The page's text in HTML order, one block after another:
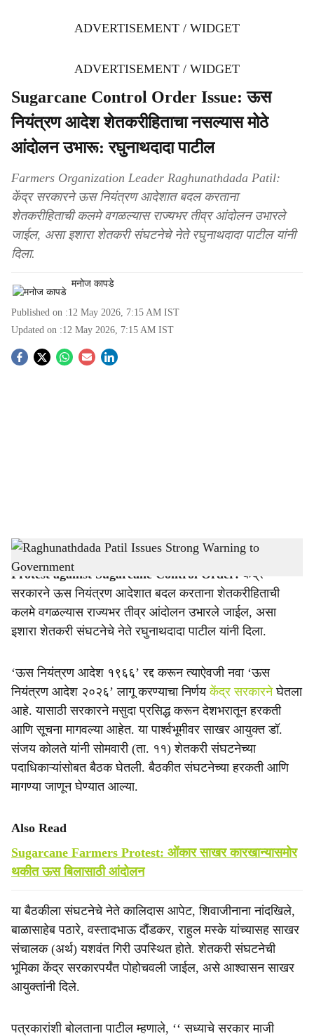
ADVERTISEMENT / WIDGET
ADVERTISEMENT / WIDGET
Sugarcane Control Order Issue: ऊस
नियंत्रण आदेश शेतकरीहिताचा नसल्यास मोठे
आंदोलन उभारू: रघुनाथदादा पाटील
Farmers Organization Leader Raghunathdada Patil:
केंद्र सरकारने ऊस नियंत्रण आदेशात बदल करताना
शेतकरीहिताची कलमे वगळल्यास राज्यभर तीव्र आंदोलन उभारले
जाईल, असा इशारा शेतकरी संघटनेचे नेते रघुनाथदादा पाटील यांनी
दिला.
मनोज कापडे
Published on :12 May 2026, 7:15 AM IST
Updated on :12 May 2026, 7:15 AM IST
S
h
a
r
e
Raghunathdada Patil Issues Strong Warning to Government-Agrowon
Protest against Sugarcane Control Order: केंद्र
सरकारने ऊस नियंत्रण आदेशात बदल करताना शेतकरीहिताची
कलमे वगळल्यास राज्यभर तीव्र आंदोलन उभारले जाईल, असा
इशारा शेतकरी संघटनेचे नेते रघुनाथदादा पाटील यांनी दिला.
‘ऊस नियंत्रण आदेश १९६६’ रद्द करून त्याऐवजी नवा ‘ऊस
नियंत्रण आदेश २०२६’ लागू करण्याचा निर्णयकेंद्र सरकारनेघेतला
आहे. यासाठी सरकारने मसुदा प्रसिद्ध करून देशभरातून हरकती
आणि सूचना मागवल्या आहेत. या पार्श्वभूमीवर साखर आयुक्त डॉ.
संजय कोलते यांनी सोमवारी (ता. ११) शेतकरी संघटनेच्या
पदाधिकाऱ्यांसोबत बैठक घेतली. बैठकीत संघटनेच्या हरकती आणि
मागण्या जाणून घेण्यात आल्या.
Also Read
Sugarcane Farmers Protest: ओंकार साखर कारखान्यासमोर
थकीत ऊस बिलासाठी आंदोलन
या बैठकीला संघटनेचे नेते कालिदास आपेट, शिवाजीनाना नांदखिले,
बाळासाहेब पठारे, वस्तादभाऊ दौंडकर, राहुल मस्के यांच्यासह साखर
संचालक (अर्थ) यशवंत गिरी उपस्थित होते. शेतकरी संघटनेची
भूमिका केंद्र सरकारपर्यंत पोहोचवली जाईल, असे आश्वासन साखर
आयुक्तांनी दिले.
पत्रकारांशी बोलताना पाटील म्हणाले, ‘‘ सध्याचे सरकार माजी